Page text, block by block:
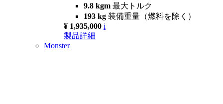
9.8 kgm 最大トルク
193 kg 装備重量（燃料を除く）
¥ 1,935,000 i
製品詳細
Monster